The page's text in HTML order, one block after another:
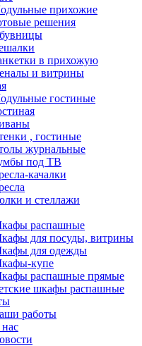
прихожие
решения
в прихожую
и витрины
гостиные
, гостиные
журнальные
под ТВ
качалки
и стеллажи
распашные
для посуды, витрины
для одежды
купе
распашные прямые
шкафы распашные
работы